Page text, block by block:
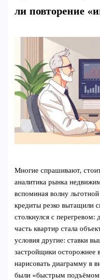
ли повторение
Многие спрашивают,
аналитика рынка
вспоминая волну
кредиты резко вытащили
столкнулся с
часть квартир стала
условия другие: ставки
застройщики осторожнее
нарисовать диаграмму в
были «быстрым